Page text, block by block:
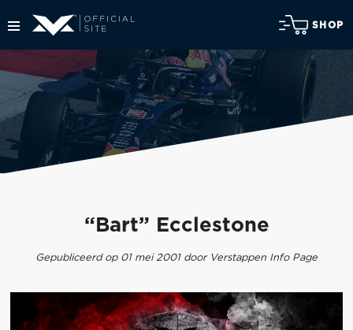
SHOP
“Bart” Ecclestone
Gepubliceerd op 01 mei 2001 door Verstappen Info Page